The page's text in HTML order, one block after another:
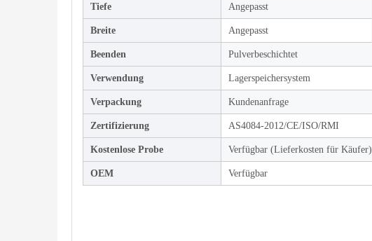
Tiefe Angepasst
Breite Angepasst
Beenden Pulverbeschichtet
Verwendung Lagerspeichersystem
Verpackung Kundenanfrage
Zertifizierung AS4084-2012/CE/ISO/RMI
Kostenlose Probe Verfügbar (Lieferkosten für Käufer)
OEM Verfügbar